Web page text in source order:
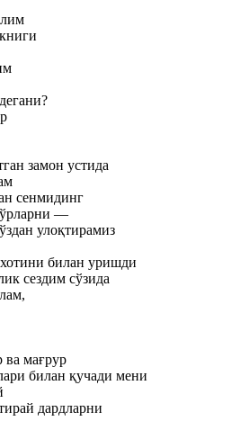
замон устида
сенмидинг
—
улоқтирамиз
билан уришди
сездим сўзида
ва мағрур
билан қучади мени
дардларни